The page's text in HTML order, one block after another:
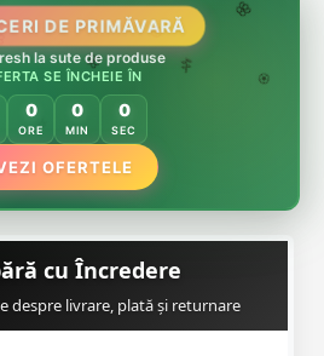
🌸
🏵️
DE PRIMĂVARĂ
la sute de produse
SE ÎNCHEIE ÎN
0
ORE
0
MIN
0
SEC
OFERTELE
cu Încredere
despre livrare, plată și returnare